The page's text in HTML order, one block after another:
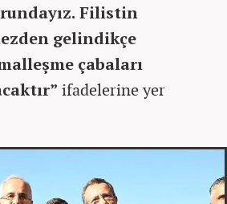
Filistin
gelindikçe
çabaları
ifadelerine yer